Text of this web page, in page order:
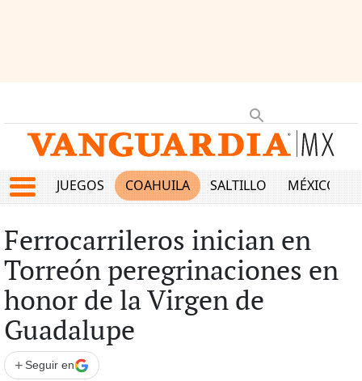
JUEGOS COAHUILA SALTILLO MÉXICO
Ferrocarrileros inician en
Torreón peregrinaciones en
honor de la Virgen de
Guadalupe
+ Seguir en